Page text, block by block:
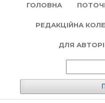
ГОЛОВНА
РЕДАКЦІЙНА
ДЛЯ